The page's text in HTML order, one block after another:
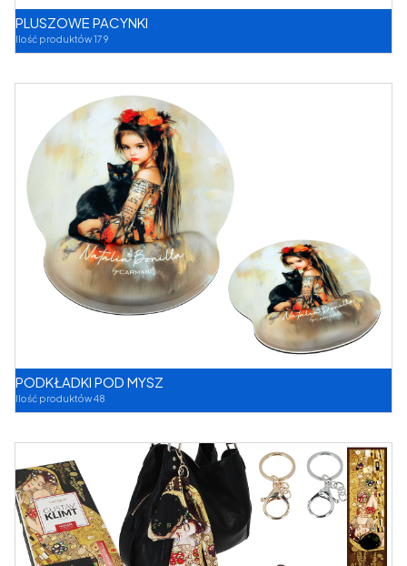
PLUSZOWE PACYNKI
Ilość produktów 179
PODKŁADKI POD MYSZ
Ilość produktów 48